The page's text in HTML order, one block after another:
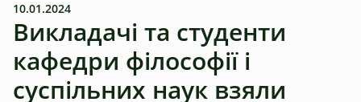
10.01.2024
Викладачі та студенти
кафедри філософії і
суспільних наук взяли